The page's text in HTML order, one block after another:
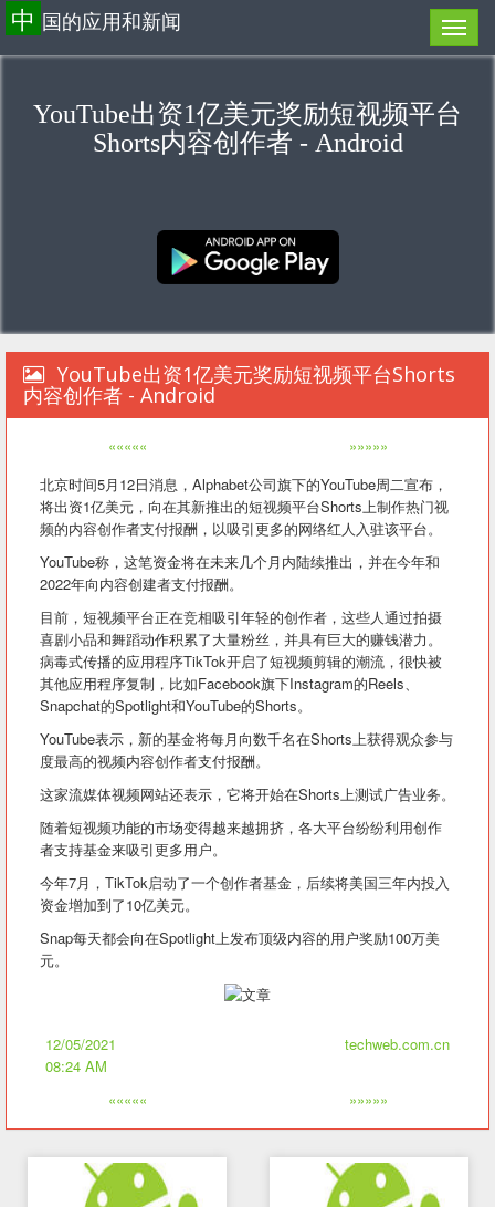
中 国的应用和新闻
YouTube出资1亿美元奖励短视频平台
Shorts内容创作者 - Android
YouTube出资1亿美元奖励短视频平台Shorts
内容创作者 - Android
«««««
»»»»»
北京时间5月12日消息，Alphabet公司旗下的YouTube周二宣布，
将出资1亿美元，向在其新推出的短视频平台Shorts上制作热门视
频的内容创作者支付报酬，以吸引更多的网络红人入驻该平台。
YouTube称，这笔资金将在未来几个月内陆续推出，并在今年和
2022年向内容创建者支付报酬。
目前，短视频平台正在竞相吸引年轻的创作者，这些人通过拍摄
喜剧小品和舞蹈动作积累了大量粉丝，并具有巨大的赚钱潜力。
病毒式传播的应用程序TikTok开启了短视频剪辑的潮流，很快被
其他应用程序复制，比如Facebook旗下Instagram的Reels、
Snapchat的Spotlight和YouTube的Shorts。
YouTube表示，新的基金将每月向数千名在Shorts上获得观众参与
度最高的视频内容创作者支付报酬。
这家流媒体视频网站还表示，它将开始在Shorts上测试广告业务。
随着短视频功能的市场变得越来越拥挤，各大平台纷纷利用创作
者支持基金来吸引更多用户。
今年7月，TikTok启动了一个创作者基金，后续将美国三年内投入
资金增加到了10亿美元。
Snap每天都会向在Spotlight上发布顶级内容的用户奖励100万美
元。
12/05/2021
08:24 AM
techweb.com.cn
««««« »»»»»